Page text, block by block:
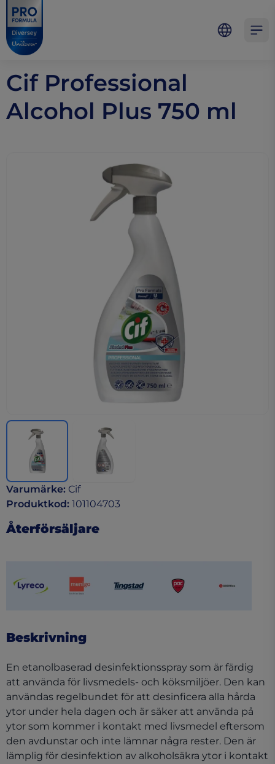
Skip to main content
Skip to navigation
Skip to footer
Pro Formula
Cif Professional
Alcohol Plus 750 ml
Varumärke: Cif
Produktkod: 101104703
Återförsäljare
Beskrivning
En etanolbaserad desinfektionsspray som är färdig
att använda för livsmedels- och köksmiljöer. Den kan
användas regelbundet för att desinficera alla hårda
ytor under hela dagen och är säker att använda på
ytor som kommer i kontakt med livsmedel eftersom
den avdunstar och inte lämnar några rester. Den är
lämplig för desinfektion av alkoholsäkra ytor i kontakt